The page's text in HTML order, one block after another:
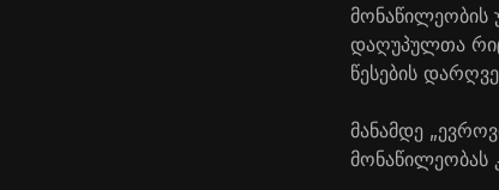
მონაწილეობის
დაღუპულთა
წესების
მანამდე
მონაწილეობას